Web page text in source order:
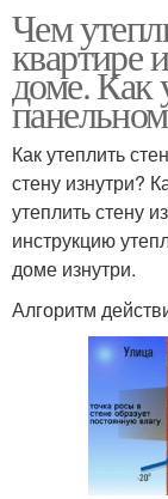
Чем
квартире
доме. Как
Как утеплить
стену изнутри?
утеплить стену
инструкцию
доме изнутри.
Алгоритм